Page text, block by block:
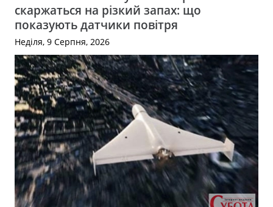
скаржаться на різкий запах: що
показують датчики повітря
Неділя, 9 Серпня, 2026